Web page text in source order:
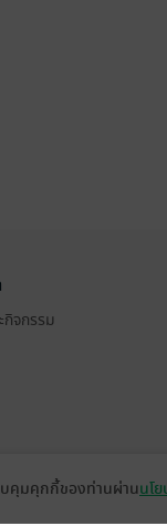
กิจกรรม
บคุมคุกกี้ของท่านผ่านนโ